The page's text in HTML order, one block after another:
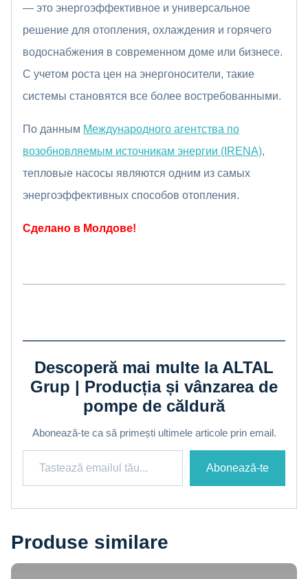
— это энергоэффективное и универсальное
решение для отопления, охлаждения и горячего
водоснабжения в современном доме или бизнесе.
С учетом роста цен на энергоносители, такие
системы становятся все более востребованными.
По данным Международного агентства по
возобновляемым источникам энергии (IRENA),
тепловые насосы являются одним из самых
энергоэффективных способов отопления.
Сделано в Молдове!
Descoperă mai multe la ALTAL
Grup | Producția și vânzarea de
pompe de căldură
Abonează-te ca să primești ultimele articole prin email.
Tastează emailul tău...
Abonează-te
Produse similare